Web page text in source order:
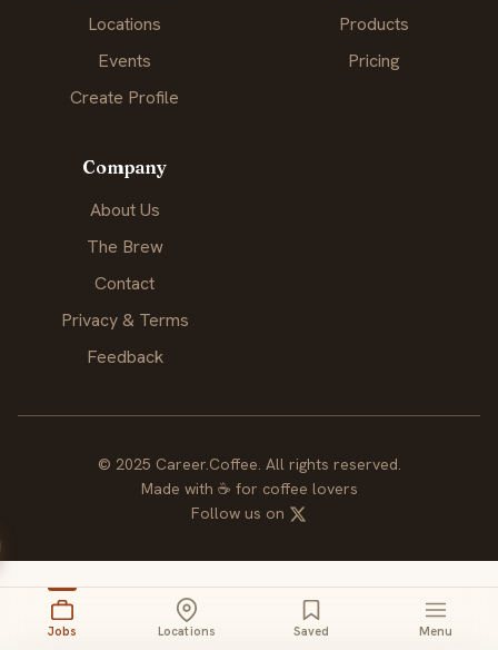
Locations
Events
Create Profile
Products
Pricing
Company
About Us
The Brew
Contact
Privacy & Terms
Feedback
© 2025 Career.Coffee. All rights reserved.
Made with ☕ for coffee lovers
Follow us on
Jobs Locations Saved Menu